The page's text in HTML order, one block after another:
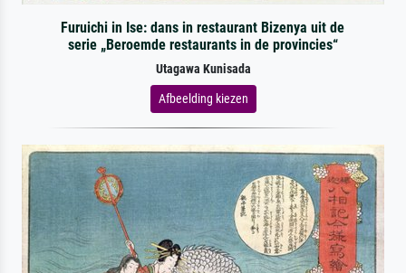
Furuichi in Ise: dans in restaurant Bizenya uit de
serie „Beroemde restaurants in de provincies“
Utagawa Kunisada
Afbeelding kiezen